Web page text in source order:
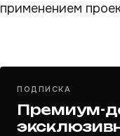
применением
ПОДПИСКА
Премиум-